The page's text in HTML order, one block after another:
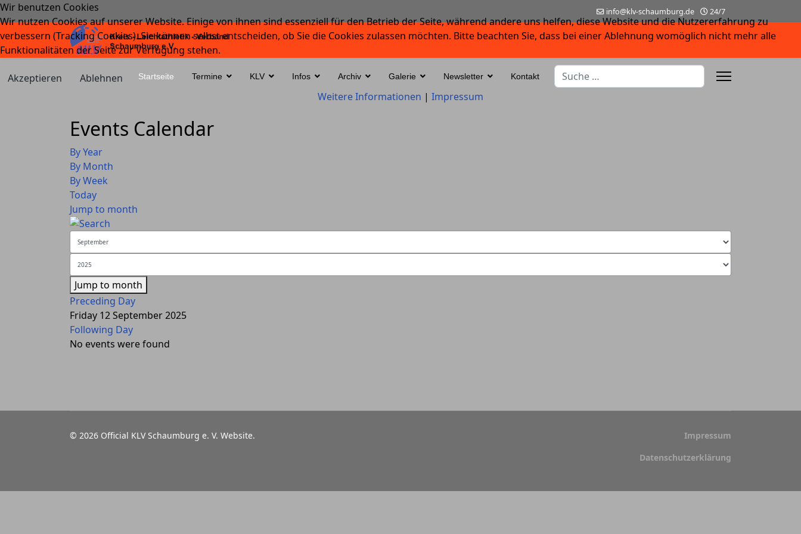
info@klv-schaumburg.de 24/7
Startseite Termine KLV Infos Archiv Galerie Newsletter Kontakt
Suchen
Events Calendar
By Year
By Month
By Week
Today
Jump to month
Jump to month
Preceding Day
Friday 12 September 2025
Following Day
No events were found
© 2026 Official KLV Schaumburg e. V. Website.
Impressum
Datenschutzerklärung
Wir benutzen Cookies
Wir nutzen Cookies auf unserer Website. Einige von ihnen sind essenziell für den Betrieb der Seite, während andere uns helfen, diese Website und die Nutzererfahrung zu
verbessern (Tracking Cookies). Sie können selbst entscheiden, ob Sie die Cookies zulassen möchten. Bitte beachten Sie, dass bei einer Ablehnung womöglich nicht mehr alle
Funktionalitäten der Seite zur Verfügung stehen.
Akzeptieren
Ablehnen
Weitere Informationen | Impressum